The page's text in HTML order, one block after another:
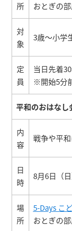
所
おとぎの
対
象
3歳～小学
定
員
当日先着
※開始5分
平和のおはなし
内
容
戦争や平
日
時
8月6日（
場
所
5-Days こ
おとぎの